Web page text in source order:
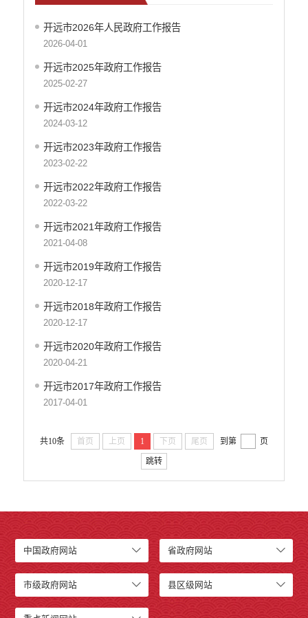
开远市2026年人民政府工作报告
2026-04-01
开远市2025年政府工作报告
2025-02-27
开远市2024年政府工作报告
2024-03-12
开远市2023年政府工作报告
2023-02-22
开远市2022年政府工作报告
2022-03-22
开远市2021年政府工作报告
2021-04-08
开远市2019年政府工作报告
2020-12-17
开远市2018年政府工作报告
2020-12-17
开远市2020年政府工作报告
2020-04-21
开远市2017年政府工作报告
2017-04-01
共10条 首页 上页 1 下页 尾页 到第 页
跳转
中国政府网站 省政府网站
市级政府网站 县区级网站